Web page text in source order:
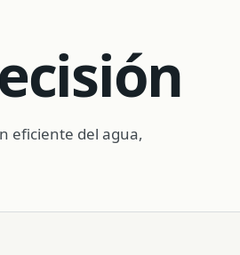
eficiente del agua,